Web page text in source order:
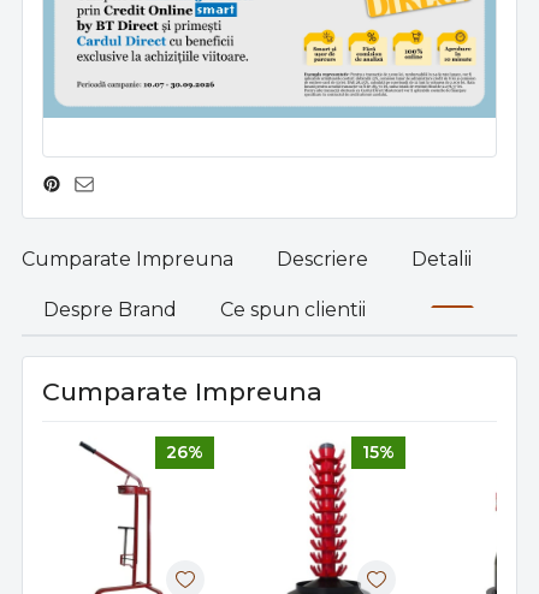
Cumparate Impreuna Descriere Detalii
Despre Brand Ce spun clientii
Cumparate Impreuna
26% 15%